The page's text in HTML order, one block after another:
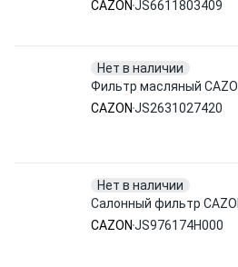
CAZON JS6611803409
Нет в наличии
Фильтр масляный
CAZON JS2631027420
Нет в наличии
Салонный фильтр
CAZON JS976174H000